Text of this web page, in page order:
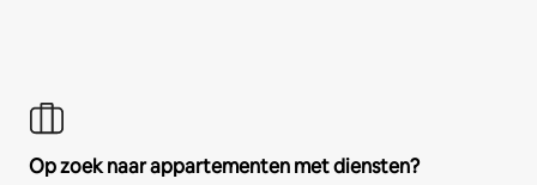
Op zoek naar appartementen met diensten?